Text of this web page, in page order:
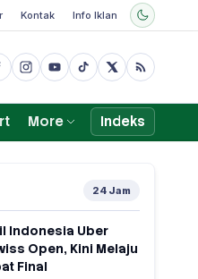
Kontak Info Iklan
More Indeks
24 Jam
Indonesia Uber
Open, Kini Melaju
Final